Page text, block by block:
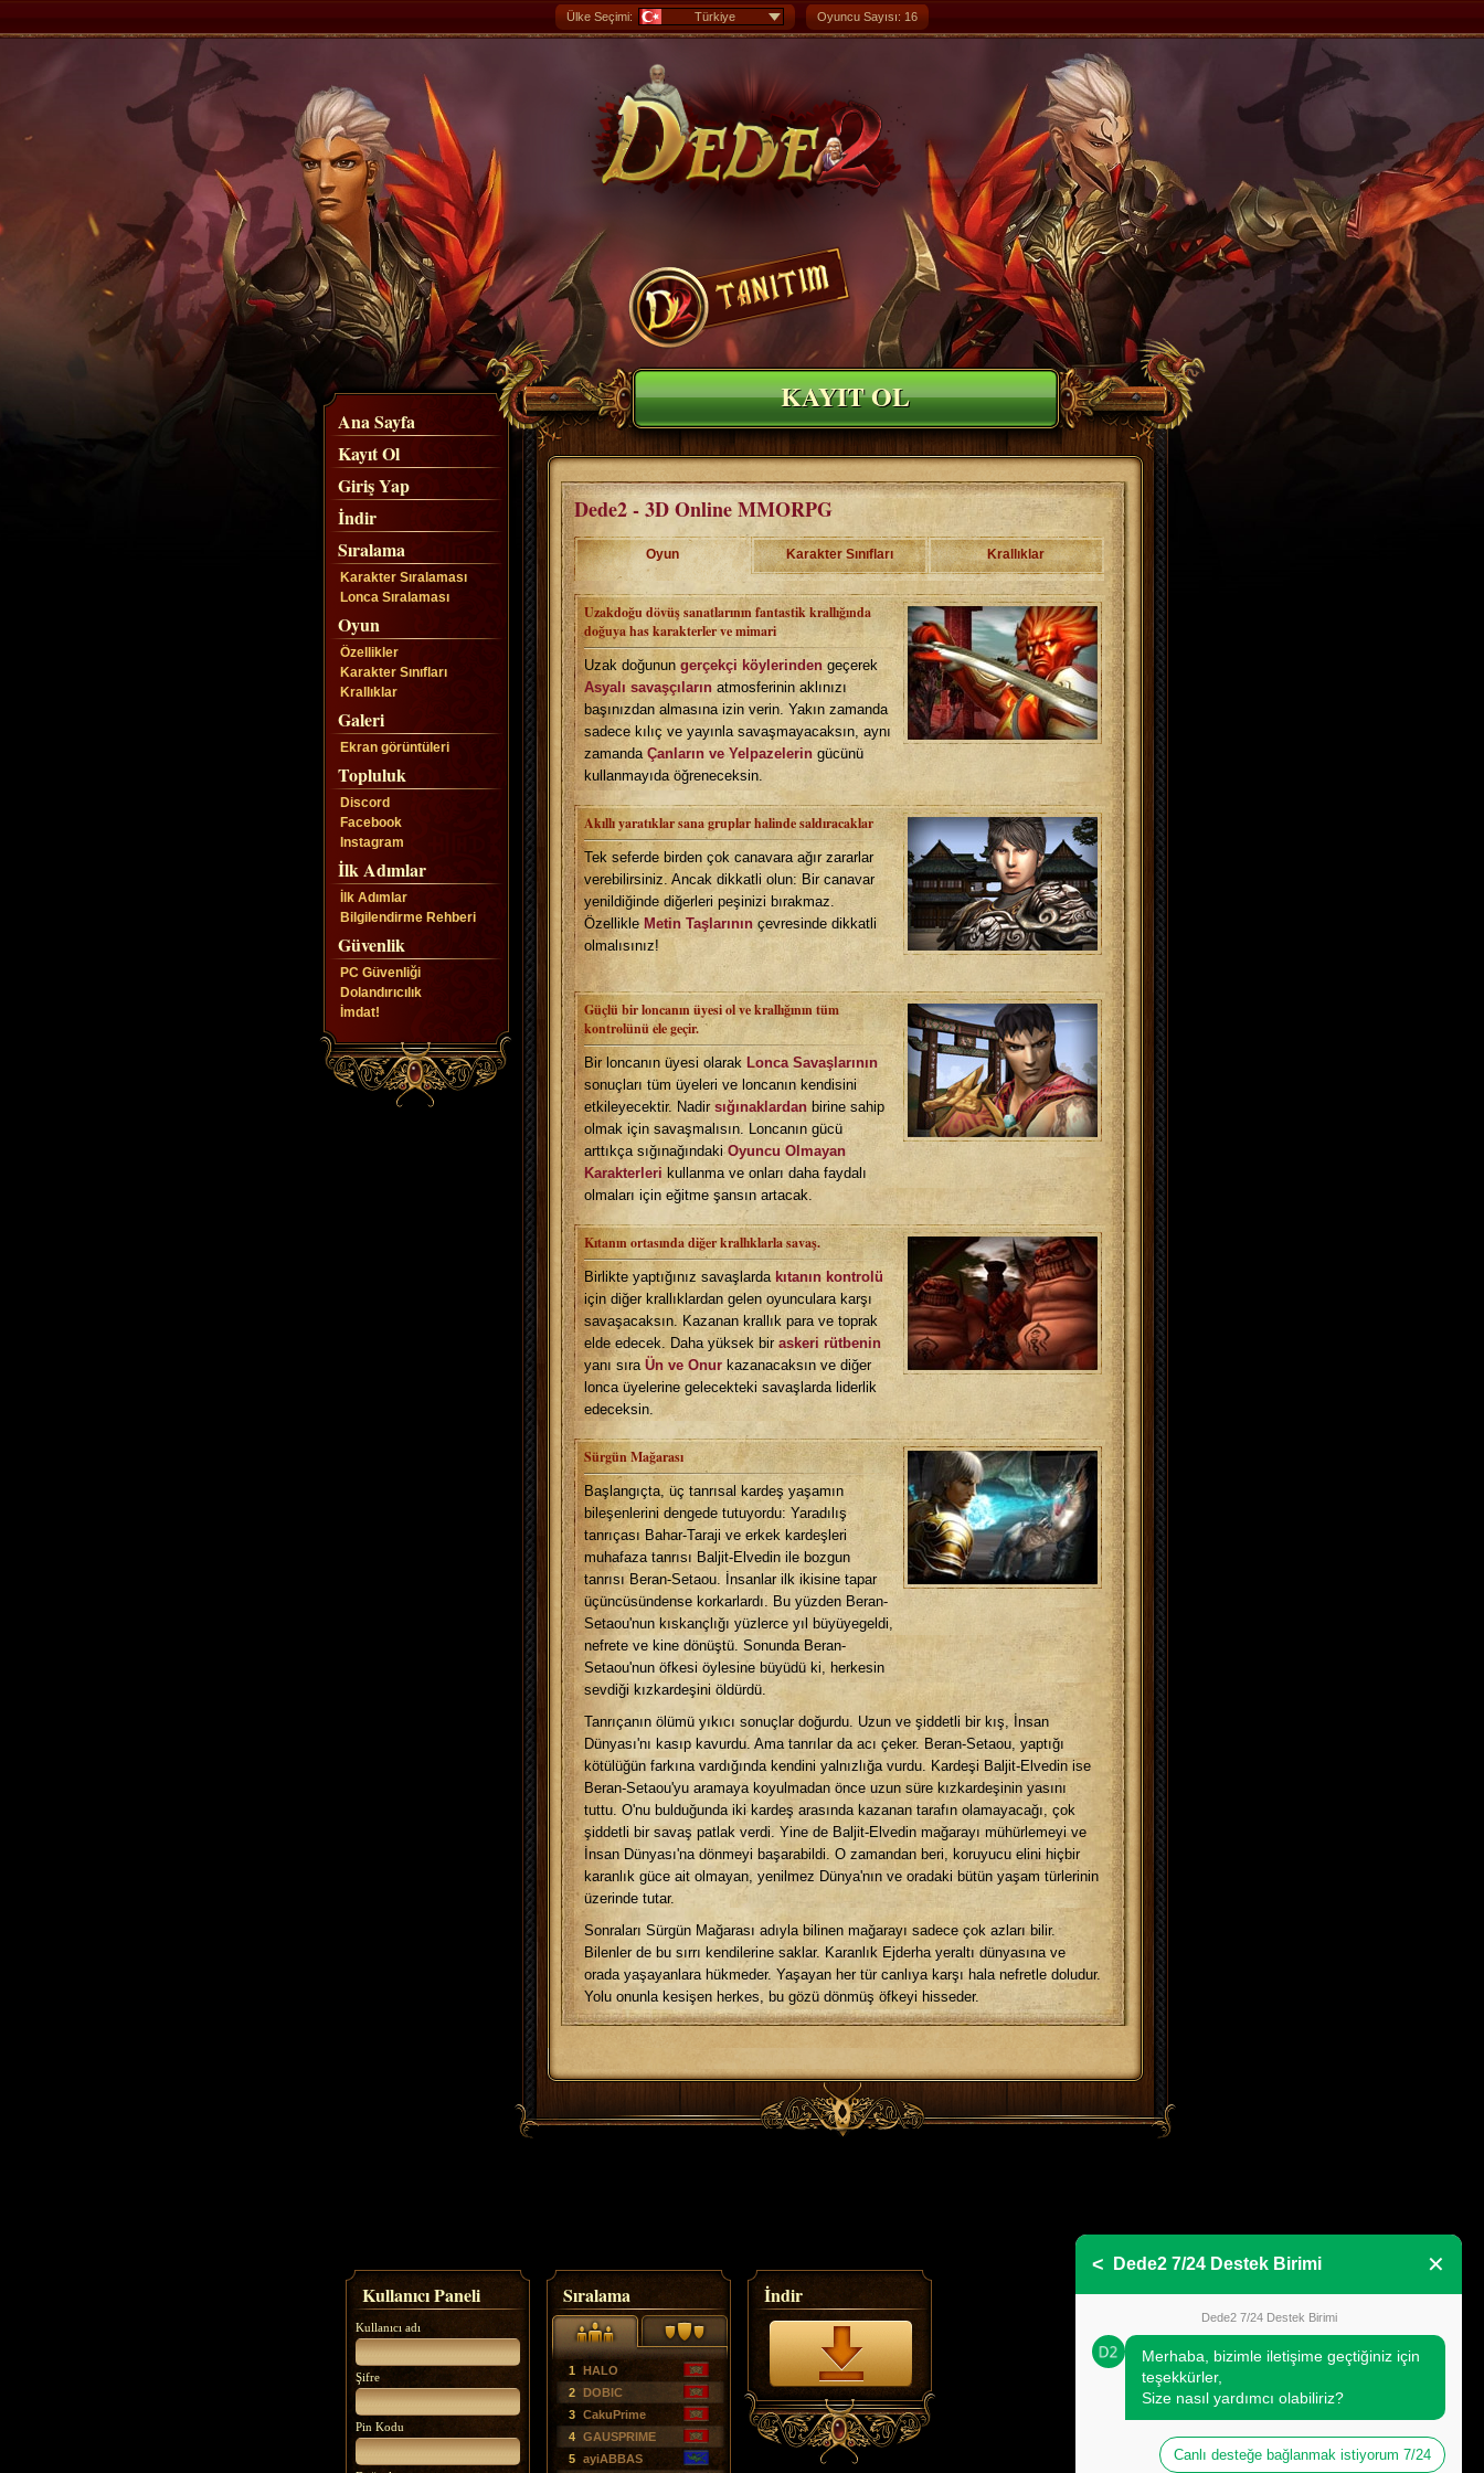
Ülke Seçimi: Türkiye Oyuncu Sayısı: 16
Ana Sayfa
Kayıt Ol
Giriş Yap
İndir
Sıralama
Karakter Sıralaması
Lonca Sıralaması
Oyun
Özellikler
Karakter Sınıfları
Krallıklar
Galeri
Ekran görüntüleri
Topluluk
Discord
Facebook
Instagram
İlk Adımlar
İlk Adımlar
Bilgilendirme Rehberi
Güvenlik
PC Güvenliği
Dolandırıcılık
İmdat!
KAYIT OL
Dede2 - 3D Online MMORPG
Oyun Karakter Sınıfları Krallıklar
Uzakdoğu dövüş sanatlarının fantastik krallığında
doğuya has karakterler ve mimari
Uzak doğunun gerçekçi köylerinden geçerek
Asyalı savaşçıların atmosferinin aklınızı
başınızdan almasına izin verin. Yakın zamanda
sadece kılıç ve yayınla savaşmayacaksın, aynı
zamanda Çanların ve Yelpazelerin gücünü
kullanmayıda öğreneceksin.
Akıllı yaratıklar sana gruplar halinde saldıracaklar
Tek seferde birden çok canavara ağır zararlar
verebilirsiniz. Ancak dikkatli olun: Bir canavar
yenildiğinde diğerleri peşinizi bırakmaz.
Özellikle Metin Taşlarının çevresinde dikkatli
olmalısınız!
Güçlü bir loncanın üyesi ol ve krallığının tüm
kontrolünü ele geçir.
Bir loncanın üyesi olarak Lonca Savaşlarının
sonuçları tüm üyeleri ve loncanın kendisini
etkileyecektir. Nadirsığınaklardan birine sahip
olmak için savaşmalısın. Loncanın gücü
arttıkça sığınağındakiOyuncu Olmayan
Karakterleri kullanma ve onları daha faydalı
olmaları için eğitme şansın artacak.
Kıtanın ortasında diğer krallıklarla savaş.
Birlikte yaptığınız savaşlarda kıtanın kontrolü
için diğer krallıklardan gelen oyunculara karşı
savaşacaksın. Kazanan krallık para ve toprak
elde edecek. Daha yüksek bir askeri rütbenin
yanı sıra Ün ve Onur kazanacaksın ve diğer
lonca üyelerine gelecekteki savaşlarda liderlik
edeceksin.
Sürgün Mağarası
Başlangıçta, üç tanrısal kardeş yaşamın
bileşenlerini dengede tutuyordu: Yaradılış
tanrıçası Bahar-Taraji ve erkek kardeşleri
muhafaza tanrısı Baljit-Elvedin ile bozgun
tanrısı Beran-Setaou. İnsanlar ilk ikisine tapar
üçüncüsündense korkarlardı. Bu yüzden Beran-
Setaou'nun kıskançlığı yüzlerce yıl büyüyegeldi,
nefrete ve kine dönüştü. Sonunda Beran-
Setaou'nun öfkesi öylesine büyüdü ki, herkesin
sevdiği kızkardeşini öldürdü.
Tanrıçanın ölümü yıkıcı sonuçlar doğurdu. Uzun ve şiddetli bir kış, İnsan
Dünyası'nı kasıp kavurdu. Ama tanrılar da acı çeker. Beran-Setaou, yaptığı
kötülüğün farkına vardığında kendini yalnızlığa vurdu. Kardeşi Baljit-Elvedin ise
Beran-Setaou'yu aramaya koyulmadan önce uzun süre kızkardeşinin yasını
tuttu. O'nu bulduğunda iki kardeş arasında kazanan tarafın olamayacağı, çok
şiddetli bir savaş patlak verdi. Yine de Baljit-Elvedin mağarayı mühürlemeyi ve
İnsan Dünyası'na dönmeyi başarabildi. O zamandan beri, koruyucu elini hiçbir
karanlık güce ait olmayan, yenilmez Dünya'nın ve oradaki bütün yaşam türlerinin
üzerinde tutar.
Sonraları Sürgün Mağarası adıyla bilinen mağarayı sadece çok azları bilir.
Bilenler de bu sırrı kendilerine saklar. Karanlık Ejderha yeraltı dünyasına ve
orada yaşayanlara hükmeder. Yaşayan her tür canlıya karşı hala nefretle doludur.
Yolu onunla kesişen herkes, bu gözü dönmüş öfkeyi hisseder.
Kullanıcı Paneli
Kullanıcı adı
Şifre
Pin Kodu
Sıralama
1
HALO
2 DOBIC
3 CakuPrime
4 GAUSPRIME
5 ayiABBAS
İndir
< Dede2 7/24 Destek Birimi ✕
Dede2 7/24 Destek Birimi
Merhaba, bizimle iletişime geçtiğiniz için
teşekkürler,
Size nasıl yardımcı olabiliriz?
Canlı desteğe bağlanmak istiyorum 7/24